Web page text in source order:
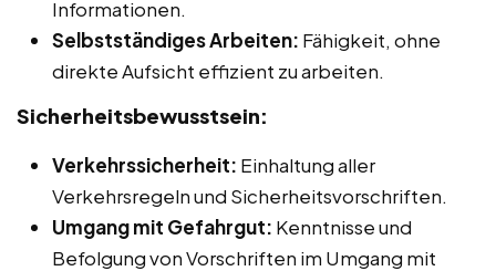
Informationen.
Selbstständiges Arbeiten: Fähigkeit, ohne
direkte Aufsicht effizient zu arbeiten.
Sicherheitsbewusstsein:
Verkehrssicherheit: Einhaltung aller
Verkehrsregeln und Sicherheitsvorschriften.
Umgang mit Gefahrgut: Kenntnisse und
Befolgung von Vorschriften im Umgang mit